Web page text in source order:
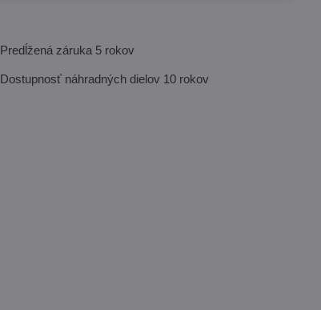
Predĺžená záruka 5 rokov
Dostupnosť náhradných dielov 10 rokov